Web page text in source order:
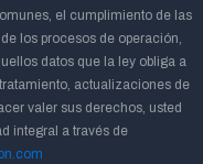
el cumplimiento de las
los procesos de operación,
datos que la ley obliga a
actualizaciones de
valer sus derechos, usted
integral a través de